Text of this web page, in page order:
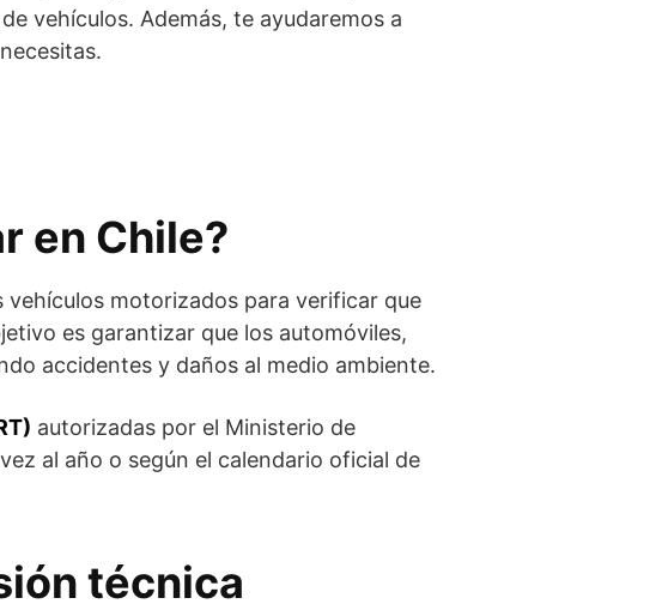
vehículos. Además, te ayudaremos a
en Chile?
motorizados para verificar que
es garantizar que los automóviles,
accidentes y daños al medio ambiente.
autorizadas por el Ministerio de
al año o según el calendario oficial de
técnica